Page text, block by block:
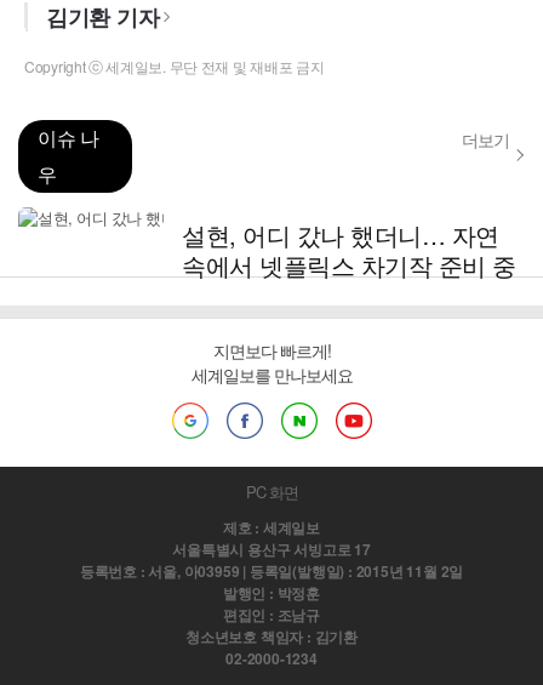
김기환 기자
Copyright ⓒ 세계일보. 무단 전재 및 재배포 금지
이슈 나
우
더보기
설현, 어디 갔나 했더니… 자연
속에서 넷플릭스 차기작 준비 중
지면보다 빠르게!
세계일보를 만나보세요
PC 화면
제호 : 세계일보
서울특별시 용산구 서빙고로 17
등록번호 : 서울, 아03959 | 등록일(발행일) : 2015년 11월 2일
발행인 : 박정훈
편집인 : 조남규
청소년보호 책임자 : 김기환
02-2000-1234